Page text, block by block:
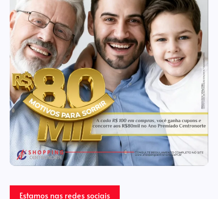
Estamos nas redes sociais